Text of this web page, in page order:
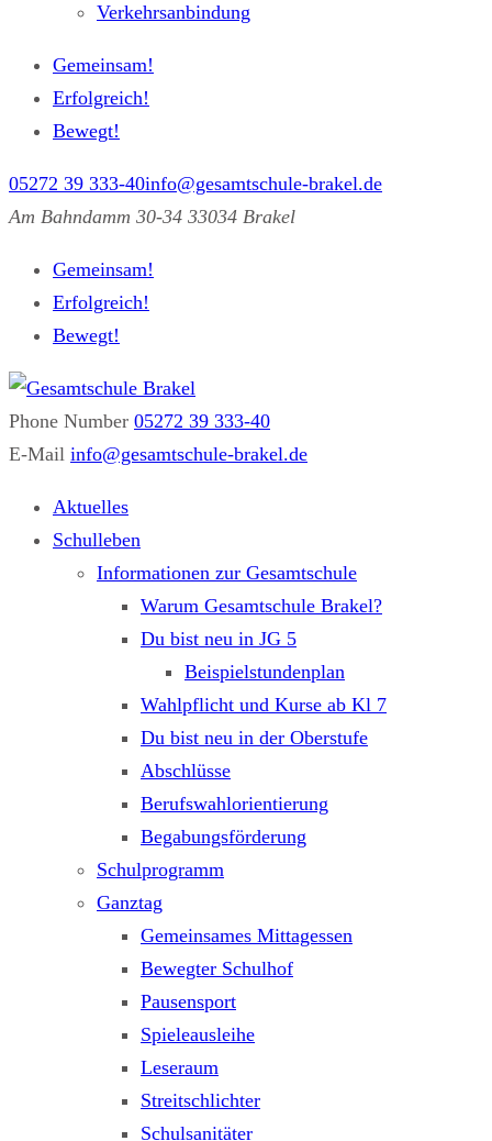
Verkehrsanbindung
Gemeinsam!
Erfolgreich!
Bewegt!
05272 39 333-40info@gesamtschule-brakel.de
Am Bahndamm 30-34 33034 Brakel
Gemeinsam!
Erfolgreich!
Bewegt!
Phone Number 05272 39 333-40
E-Mail info@gesamtschule-brakel.de
Aktuelles
Schulleben
Informationen zur Gesamtschule
Warum Gesamtschule Brakel?
Du bist neu in JG 5
Beispielstundenplan
Wahlpflicht und Kurse ab Kl 7
Du bist neu in der Oberstufe
Abschlüsse
Berufswahlorientierung
Begabungsförderung
Schulprogramm
Ganztag
Gemeinsames Mittagessen
Bewegter Schulhof
Pausensport
Spieleausleihe
Leseraum
Streitschlichter
Schulsanitäter